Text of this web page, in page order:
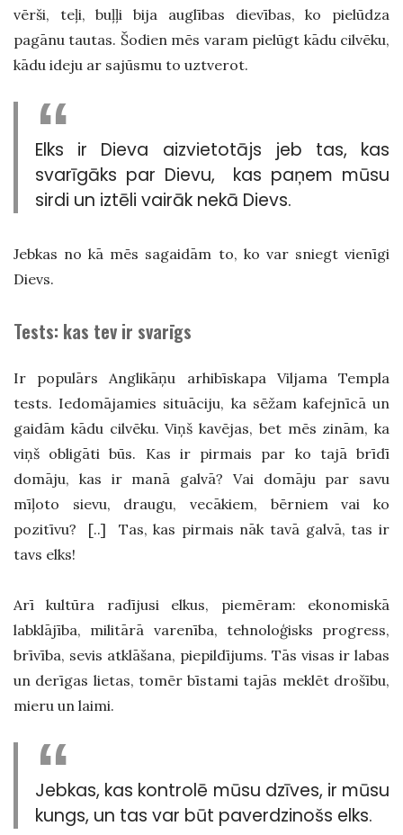
vērši, teļi, buļļi bija auglības dievības, ko pielūdza
pagānu tautas. Šodien mēs varam pielūgt kādu cilvēku,
kādu ideju ar sajūsmu to uztverot.
Elks ir Dieva aizvietotājs jeb tas, kas
svarīgāks par Dievu, kas paņem mūsu
sirdi un iztēli vairāk nekā Dievs.
Jebkas no kā mēs sagaidām to, ko var sniegt vienīgi
Dievs.
Tests: kas tev ir svarīgs
Ir populārs Anglikāņu arhibīskapa Viljama Templa
tests. Iedomājamies situāciju, ka sēžam kafejnīcā un
gaidām kādu cilvēku. Viņš kavējas, bet mēs zinām, ka
viņš obligāti būs. Kas ir pirmais par ko tajā brīdī
domāju, kas ir manā galvā? Vai domāju par savu
mīļoto sievu, draugu, vecākiem, bērniem vai ko
pozitīvu? [..] Tas, kas pirmais nāk tavā galvā, tas ir
tavs elks!
Arī kultūra radījusi elkus, piemēram: ekonomiskā
labklājība, militārā varenība, tehnoloģisks progress,
brīvība, sevis atklāšana, piepildījums. Tās visas ir labas
un derīgas lietas, tomēr bīstami tajās meklēt drošību,
mieru un laimi.
Jebkas, kas kontrolē mūsu dzīves, ir mūsu
kungs, un tas var būt paverdzinošs elks.